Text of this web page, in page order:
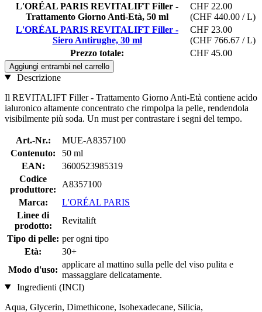
L'ORÉAL PARIS REVITALIFT Filler -
Trattamento Giorno Anti-Età, 50 ml
CHF 22.00
(CHF 440.00 / L)
L'ORÉAL PARIS REVITALIFT Filler -
Siero Antirughe, 30 ml
CHF 23.00
(CHF 766.67 / L)
Prezzo totale:
CHF 45.00
Aggiungi entrambi nel carrello
Descrizione
Il REVITALIFT Filler - Trattamento Giorno Anti-Età contiene acido
ialuronico altamente concentrato che rimpolpa la pelle, rendendola
visibilmente più soda. Un must per contrastare i segni del tempo.
Art.-Nr.:
MUE-A8357100
Contenuto:
50 ml
EAN:
3600523985319
Codice
produttore:
A8357100
Marca:
L'ORÉAL PARIS
Linee di
prodotto:
Revitalift
Tipo di pelle: per ogni tipo
Età:
30+
Modo d'uso:
applicare al mattino sulla pelle del viso pulita e
massaggiare delicatamente.
Ingredienti (INCI)
Aqua, Glycerin, Dimethicone, Isohexadecane, Silicia,